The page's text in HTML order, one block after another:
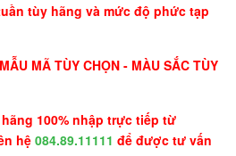
tùy hãng và mức độ phức tạp
MÃ TÙY CHỌN - MÀU SẮC TÙY
100% nhập trực tiếp từ
hệ 084.89.11111 để được tư vấn